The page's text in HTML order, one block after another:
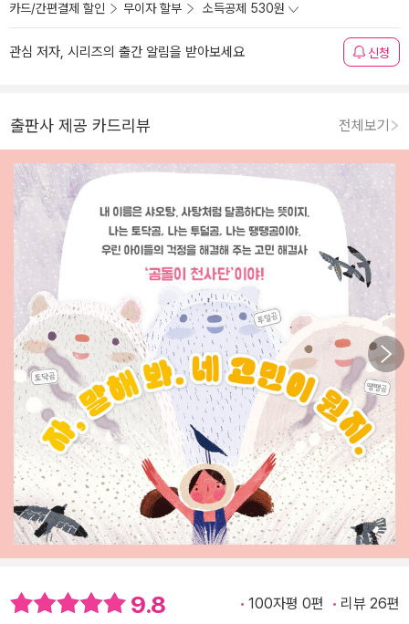
카드/간편결제 할인 무이자 할부 소득공제 530원
관심 저자, 시리즈의 출간 알림을 받아보세요 신청
출판사 제공 카드리뷰 전체보기
9.8 100자평 0편 리뷰 26편